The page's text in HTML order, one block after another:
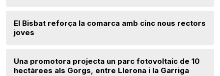
El Bisbat reforça la comarca amb cinc nous rectors
joves
Una promotora projecta un parc fotovoltaic de 10
hectàrees als Gorgs, entre Llerona i la Garriga